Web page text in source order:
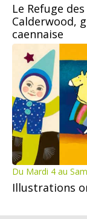
Le Refuge
Calderwood,
caennaise
Du Mardi 4 au
Illustrations